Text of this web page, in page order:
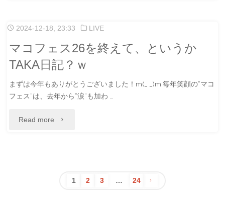
発
♪"
2024-12-18, 23:33 LIVE
マコフェス26を終えて、というか
TAKA日記？ｗ
まずは今年もありがとうございました！m(_ _)m 毎年笑顔の”マコ
フェス”は、去年から”涙”も加わ …
Read more "マ
1 2 3 … 24